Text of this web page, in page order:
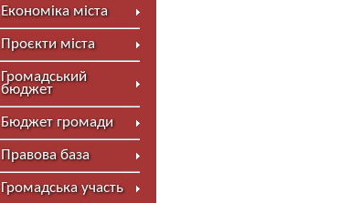
Економіка міста
Проєкти міста
Громадський
бюджет
Бюджет громади
Правова база
Громадська участь